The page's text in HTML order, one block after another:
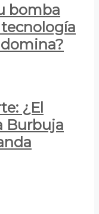
bomba
tecnología
¿El
Burbuja